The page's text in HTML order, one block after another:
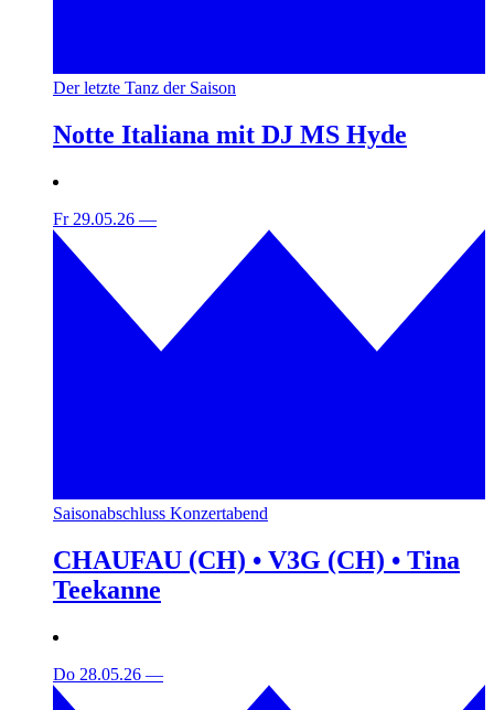
Der letzte Tanz der Saison
Notte Italiana mit DJ MS Hyde
Fr 29.05.26 —
Saisonabschluss Konzertabend
CHAUFAU (CH) • V3G (CH) • Tina
Teekanne
Do 28.05.26 —